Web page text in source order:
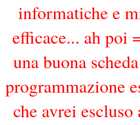
informatiche e
efficace... ah poi
una buona
programmazione
che avrei